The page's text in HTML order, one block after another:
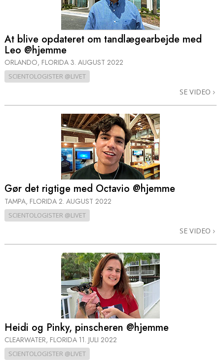
At blive opdateret om tandlægearbejde med
Leo @hjemme
ORLANDO, FLORIDA 3. AUGUST 2022
SCIENTOLOGISTER @LIVET
SE VIDEO
Gør det rigtige med Octavio @hjemme
TAMPA, FLORIDA 2. AUGUST 2022
SCIENTOLOGISTER @LIVET
SE VIDEO
Heidi og Pinky, pinscheren @hjemme
CLEARWATER, FLORIDA 11. JULI 2022
SCIENTOLOGISTER @LIVET